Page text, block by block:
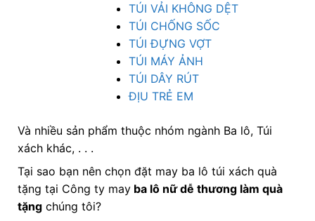
TÚI VẢI KHÔNG DỆT
TÚI CHỐNG SỐC
TÚI ĐỰNG VỢT
TÚI MÁY ẢNH
TÚI DÂY RÚT
ĐỊU TRẺ EM
Và nhiều sản phẩm thuộc nhóm ngành Ba lô, Túi
xách khác, . . .
Tại sao bạn nên chọn đặt may ba lô túi xách quà
tặng tại Công ty mayba lô nữ dễ thương làm quà
tặngchúng tôi?